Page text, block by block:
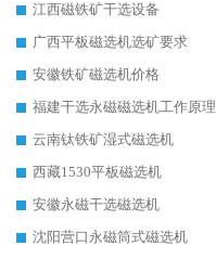
江西磁铁矿干选设备
广西平板磁选机选矿要求
安徽铁矿磁选机价格
福建干选永磁磁选机工作原理
云南钛铁矿湿式磁选机
西藏1530平板磁选机
安徽永磁干选磁选机
沈阳营口永磁筒式磁选机